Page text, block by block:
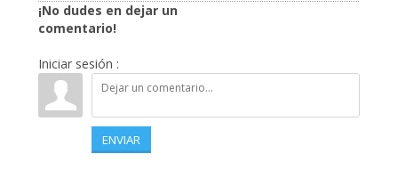
¡No dudes en dejar un
comentario!
Iniciar sesión :
ENVIAR